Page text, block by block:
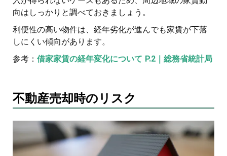
向はしっかりと調べておきましょう。
利便性の高い物件は、経年劣化が進んでも家賃が下落
しにくい傾向があります。
参考： 借家家賃の経年変化について P.2｜総務省統計局
不動産売却時のリスク